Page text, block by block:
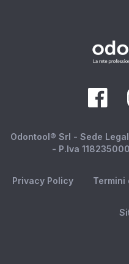
Odontool® Srl - Sede
- P.Iva
Privacy Policy Termini